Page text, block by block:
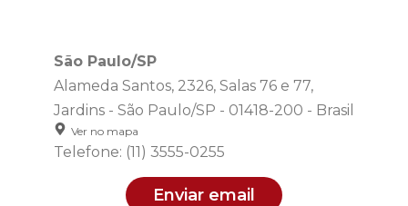
São Paulo/SP
Alameda Santos, 2326, Salas 76 e 77,
Jardins - São Paulo/SP - 01418-200 - Brasil
Ver no mapa
Telefone: (11) 3555-0255
Enviar email